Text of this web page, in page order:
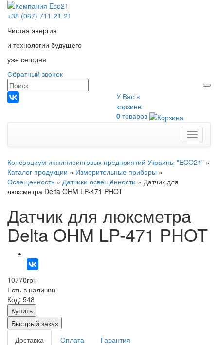
+38 (067) 711-21-21
Чистая энергия
и технологии будущего
уже сегодня
Обратный звонок
У Вас в
корзине
0 товаров
Меню
Консорциум инжиниринговых предприятий Украины "ECO21" »
Каталог продукции » Измерительные приборы »
Освещенность » Датчики освещённости » Датчик для
люксметра Delta OHM LP-471 PHOT
Датчик для люксметра
Delta OHM LP-471 PHOT
10770грн
Есть в наличии
Код: 548
Купить
Быстрый заказ
Доставка
Оплата
Гарантия